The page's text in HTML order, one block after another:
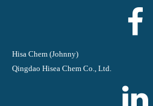
Hisa Chem (Johnny)
Qingdao Hisea Chem Co., Ltd.